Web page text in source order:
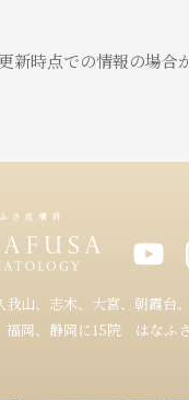
時点での情報の場合
山、志木、大宮、朝霞台
福岡、静岡に15院 はなふ